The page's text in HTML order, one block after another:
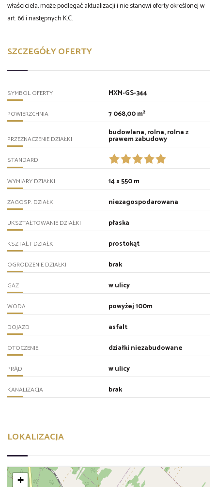
właściciela, może podlegać aktualizacji i nie stanowi oferty określonej w
art. 66 i następnych K.C.
SZCZEGÓŁY OFERTY
SYMBOL OFERTY MXM-GS-344
POWIERZCHNIA 7 068,00 m²
PRZEZNACZENIE DZIAŁKI
budowlana, rolna, rolna z
prawem zabudowy
STANDARD
WYMIARY DZIAŁKI 14 x 550 m
ZAGOSP. DZIAŁKI niezagospodarowana
UKSZTAŁTOWANIE DZIAŁKI płaska
KSZTAŁT DZIAŁKI prostokąt
OGRODZENIE DZIAŁKI brak
GAZ w ulicy
WODA powyżej 100m
DOJAZD asfalt
OTOCZENIE działki niezabudowane
PRĄD w ulicy
KANALIZACJA brak
LOKALIZACJA
+